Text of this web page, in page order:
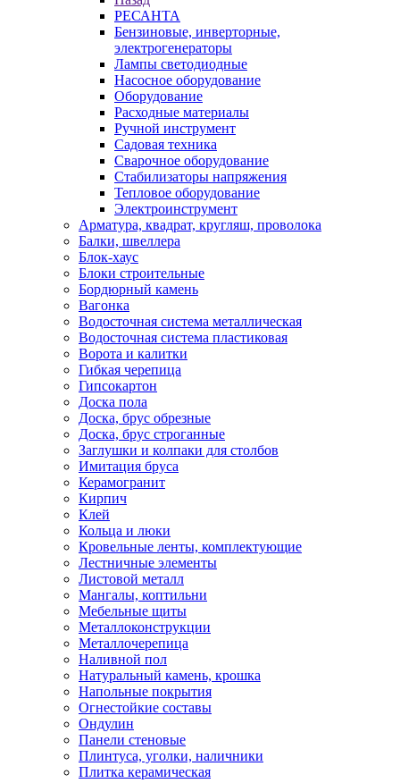
РЕСАНТА
Бензиновые, инверторные,
электрогенераторы
Лампы светодиодные
Насосное оборудование
Оборудование
Расходные материалы
Ручной инструмент
Садовая техника
Сварочное оборудование
Стабилизаторы напряжения
Тепловое оборудование
Электроинструмент
Арматура, квадрат, кругляш, проволока
Балки, швеллера
Блок-хаус
Блоки строительные
Бордюрный камень
Вагонка
Водосточная система металлическая
Водосточная система пластиковая
Ворота и калитки
Гибкая черепица
Гипсокартон
Доска пола
Доска, брус обрезные
Доска, брус строганные
Заглушки и колпаки для столбов
Имитация бруса
Керамогранит
Кирпич
Клей
Кольца и люки
Кровельные ленты, комплектующие
Лестничные элементы
Листовой металл
Мангалы, коптильни
Мебельные щиты
Металлоконструкции
Металлочерепица
Наливной пол
Натуральный камень, крошка
Напольные покрытия
Огнестойкие составы
Ондулин
Панели стеновые
Плинтуса, уголки, наличники
Плитка керамическая